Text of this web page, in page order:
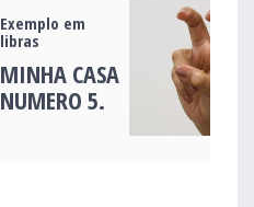
Exemplo em
libras
MINHA CASA
NUMERO 5.